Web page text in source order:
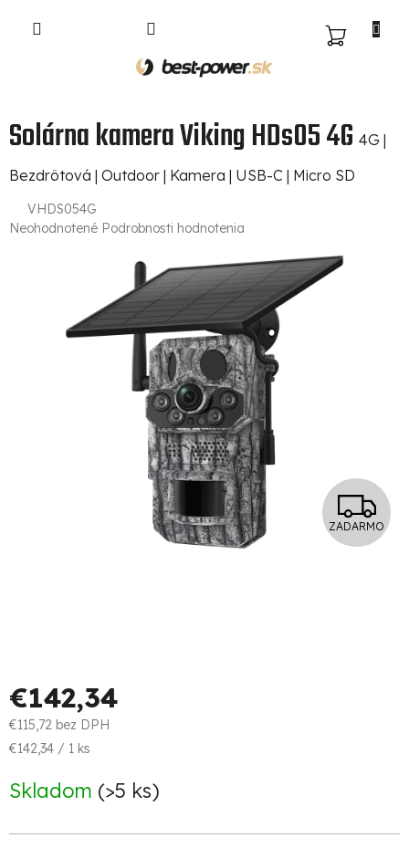
NÁKUPNÝ
Solárna kamera Viking HDs05 4G 4G |
Bezdrôtová | Outdoor | Kamera | USB-C | Micro SD
VHDS054G
Priemerné
Neohodnotené Podrobnosti hodnotenia
Z
A
ZADARMO
€142,34
€115,72 bez DPH
Jednotková
€142,34 / 1 ks
Skladom (>5 ks)